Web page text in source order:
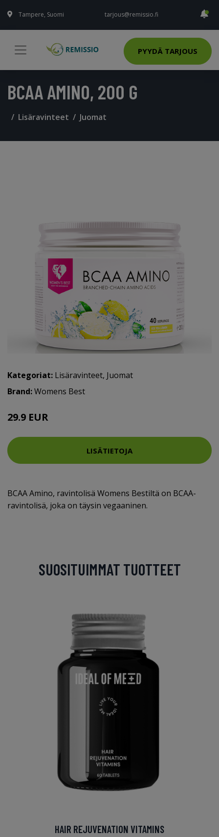
Tampere, Suomi tarjous@remissio.fi
PYYDÄ TARJOUS
BCAA AMINO, 200 G
Lisäravinteet Juomat
Kategoriat: Lisäravinteet, Juomat
Brand:Womens Best
29.9 EUR
LISÄTIETOJA
BCAA Amino, ravintolisä Womens Bestiltä on BCAA-
ravintolisä, joka on täysin vegaaninen.
SUOSITUIMMAT TUOTTEET
HAIR REJUVENATION VITAMINS